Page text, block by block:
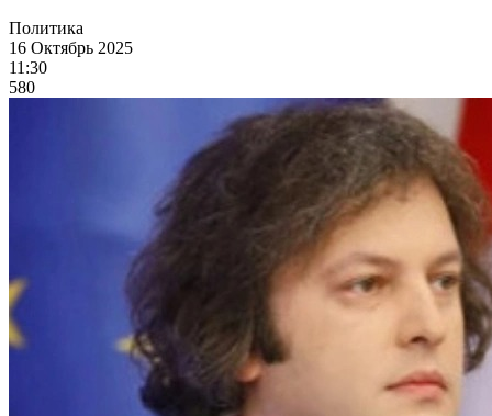
Политика
16 Октябрь 2025
11:30
580